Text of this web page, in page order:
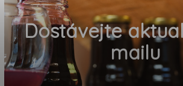
Dostávejte
mailu